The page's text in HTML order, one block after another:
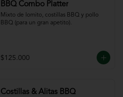
BBQ Combo Platter
Mixto de lomito, costillas BBQ y pollo
BBQ (para un gran apetito).
$125.000
Costillas & Alitas BBQ